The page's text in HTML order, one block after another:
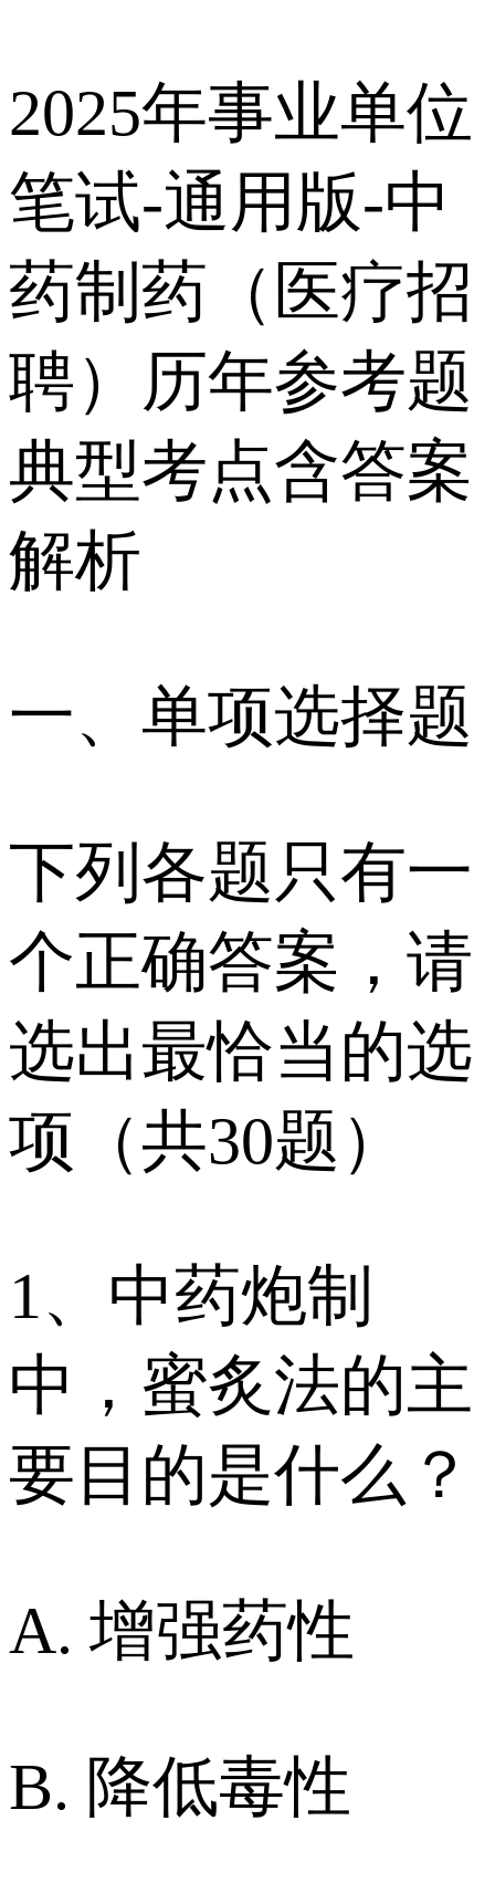
2025年事业单位
笔试-通用版-中
药制药（医疗招
聘）历年参考题
典型考点含答案
解析
一、单项选择题
下列各题只有一
个正确答案，请
选出最恰当的选
项（共30题）
1、中药炮制
中，蜜炙法的主
要目的是什么？
A. 增强药性
B. 降低毒性